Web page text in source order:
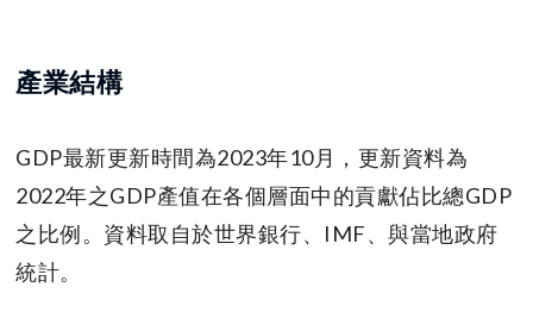
產業結構
GDP最新更新時間為2023年10月，更新資料為
2022年之GDP產值在各個層面中的貢獻佔比總GDP
之比例。資料取自於世界銀行、IMF、與當地政府
統計。